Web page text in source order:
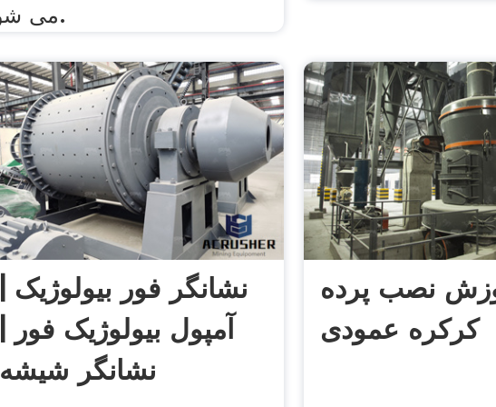
می شود.
نشانگر فور بیولوژیک |
آمپول بیولوژیک فور |
نشانگر شیشه
نصب پرده
کرکره عمودی